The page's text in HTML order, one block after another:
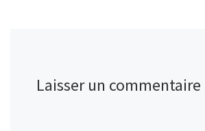
Laisser un commentaire